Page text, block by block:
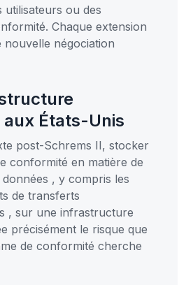
utilisateurs ou des
Chaque extension
nouvelle négociation
aux États-Unis
post-Schrems II, stocker
conformité en matière de
, y compris les
de transferts
, sur une infrastructure
précisément le risque que
de conformité cherche